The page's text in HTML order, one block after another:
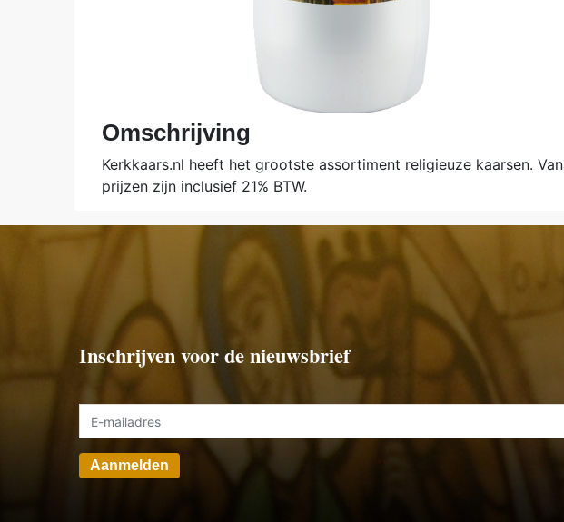
Omschrijving
Kerkkaars.nl heeft het grootste assortiment religieuze kaarsen.
prijzen zijn inclusief 21% BTW.
Inschrijven voor de nieuwsbrief
Aanmelden